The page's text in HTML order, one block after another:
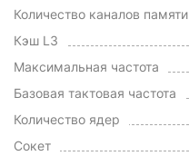
Количество каналов памяти
Кэш L3
Максимальная частота
Базовая тактовая частота
Количество ядер
Сокет